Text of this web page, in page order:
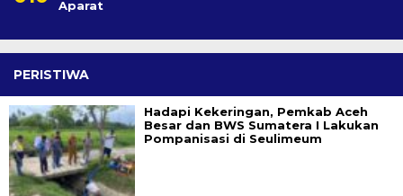
Aparat
PERISTIWA
Hadapi Kekeringan, Pemkab Aceh
Besar dan BWS Sumatera I Lakukan
Pompanisasi di Seulimeum